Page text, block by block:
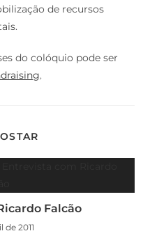
de recursos
do colóquio pode ser
.
Falcão
de 2011